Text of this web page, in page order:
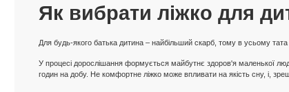
Як вибрати ліжко для
Для будь-якого батька дитина – найбільший скарб, тому в усьому
У процесі дорослішання формується майбутнє здоров'я маленької
годин на добу. Не комфортне ліжко може впливати на якість сну, і,